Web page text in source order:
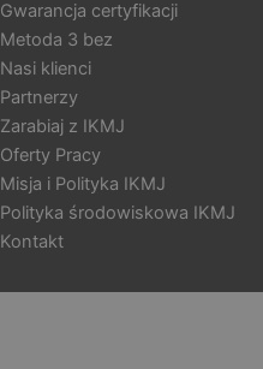
Gwarancja certyfikacji
Metoda 3 bez
Nasi klienci
Partnerzy
Zarabiaj z IKMJ
Oferty Pracy
Misja i Polityka IKMJ
Polityka środowiskowa IKMJ
Kontakt